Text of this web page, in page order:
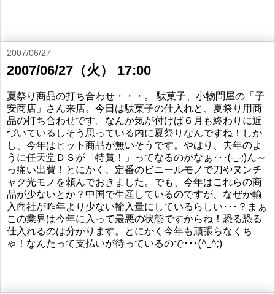
2007/06/27
2007/06/27（火） 17:00
夏祭り商品の打ち合わせ・・・。 駄菓子、小物問屋の「子
安商店」さん来店。今日は駄菓子の仕入れと、夏祭り用商
品の打ち合わせです。なんか気が付けば６月も終わりに近
づいているしそう思っている内に夏祭りなんですね！しか
し、今年はヒット商品が無いそうです。やはり、去年のよ
うに任天堂ＤＳが「特賞！」ってなるのかなぁ･･･(-_-;)ん～
っ痛い出費！とにかく、定番のビニールモノで刀やヌンチ
ャク光モノを頼んでおきました。でも、今年はこれらの商
品が少ないとか？中国で生産しているのですが、なぜか輸
入商社が昨年より少ない輸入量にしているらしい･･･？まぁ
この業界は今年に入って最悪の状態ですからね！恐る恐る
仕入れるのは分かります。とにかく今年も頑張らなくち
ゃ！なんたって支払いが待っているので･･･(^_^;)